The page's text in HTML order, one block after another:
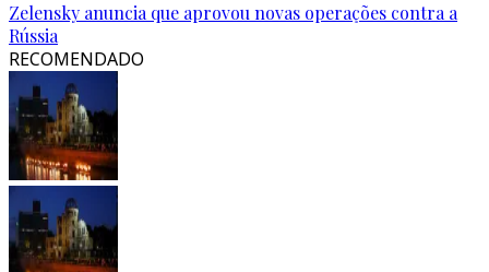
Zelensky anuncia que aprovou novas operações contra a
Rússia
RECOMENDADO